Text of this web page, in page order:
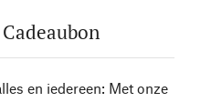
Cadeaubon
en iedereen: Met onze